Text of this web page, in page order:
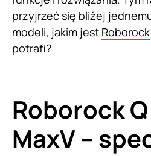
przyjrzeć się bliżej
modeli, jakim jest Roborock
potrafi?
Roborock
MaxV –